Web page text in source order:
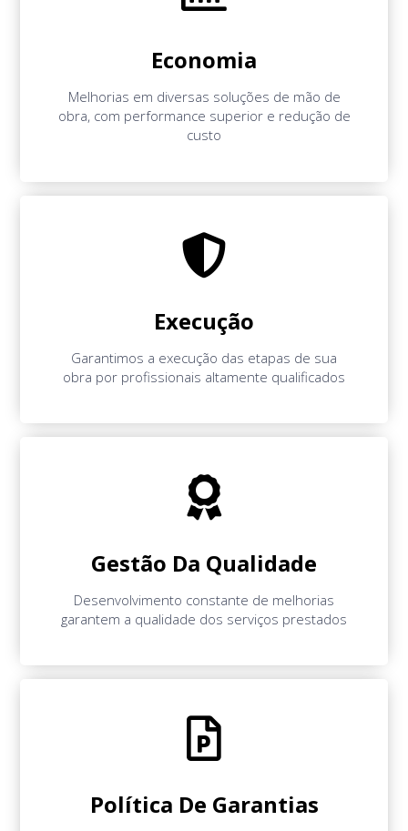
Economia
Melhorias em diversas soluções de mão de
obra, com performance superior e redução de
custo
Execução
Garantimos a execução das etapas de sua
obra por profissionais altamente qualificados
Gestão Da Qualidade
Desenvolvimento constante de melhorias
garantem a qualidade dos serviços prestados
Política De Garantias